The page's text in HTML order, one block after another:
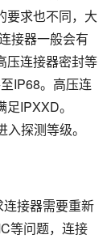
要求也不同，大
接器一般会有
压连接器密封等
IP68。高压连
IPXXD。
探测等级。
接器需要重新
等问题，连接